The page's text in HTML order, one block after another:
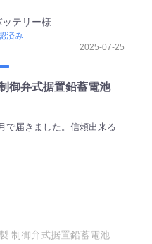
テリー様
済み
2025-07-25
御弁式据置鉛蓄電池
で届きました。信頼出来る
制御弁式据置鉛蓄電池